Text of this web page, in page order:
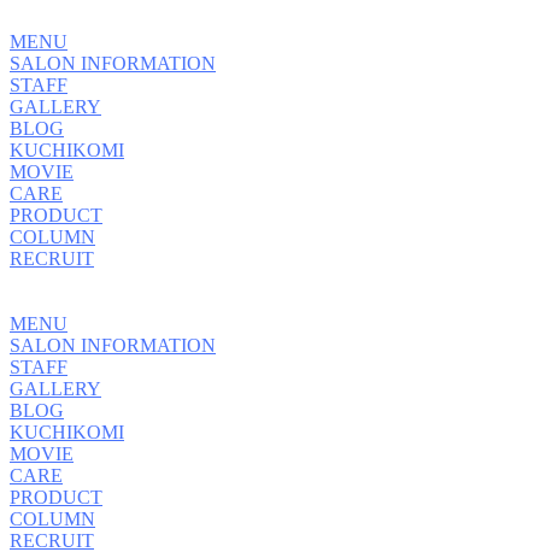
MENU
SALON INFORMATION
STAFF
GALLERY
BLOG
KUCHIKOMI
MOVIE
CARE
PRODUCT
COLUMN
RECRUIT
MENU
SALON INFORMATION
STAFF
GALLERY
BLOG
KUCHIKOMI
MOVIE
CARE
PRODUCT
COLUMN
RECRUIT